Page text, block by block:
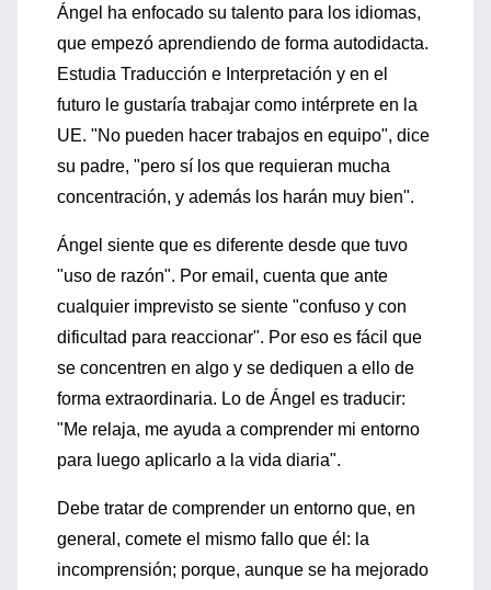
Ángel ha enfocado su talento para los idiomas,
que empezó aprendiendo de forma autodidacta.
Estudia Traducción e Interpretación y en el
futuro le gustaría trabajar como intérprete en la
UE. "No pueden hacer trabajos en equipo", dice
su padre, "pero sí los que requieran mucha
concentración, y además los harán muy bien".
Ángel siente que es diferente desde que tuvo
"uso de razón". Por email, cuenta que ante
cualquier imprevisto se siente "confuso y con
dificultad para reaccionar". Por eso es fácil que
se concentren en algo y se dediquen a ello de
forma extraordinaria. Lo de Ángel es traducir:
"Me relaja, me ayuda a comprender mi entorno
para luego aplicarlo a la vida diaria".
Debe tratar de comprender un entorno que, en
general, comete el mismo fallo que él: la
incomprensión; porque, aunque se ha mejorado